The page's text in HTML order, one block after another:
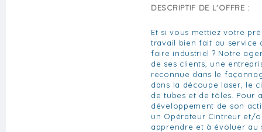
DESCRIPTIF DE L'OFFRE :
Et si vous mettiez votre
travail bien fait au service
faire industriel ? Notre
de ses clients, une
reconnue dans le
dans la découpe laser, le
de tubes et de tôles. Pour
développement de son
un Opérateur Cintreur et/
apprendre et à évoluer au